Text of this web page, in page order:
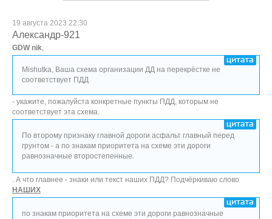
19 августа 2023 22:30
Александр-921
GDW nik,
Mishutka, Ваша схема организации ДД на перекрёстке не
соответствует ПДД
- укажите, пожалуйста конкретные пункты ПДД, которым не
соответствует эта схема.
По второму признаку главной дороги асфальт главный перед
грунтом - а по знакам приоритета на схеме эти дороги
равнозначные второстепенные.
. А что главнее - знаки или текст наших ПДД? Подчёркиваю слово
НАШИХ
по знакам приоритета на схеме эти дороги равнозначные